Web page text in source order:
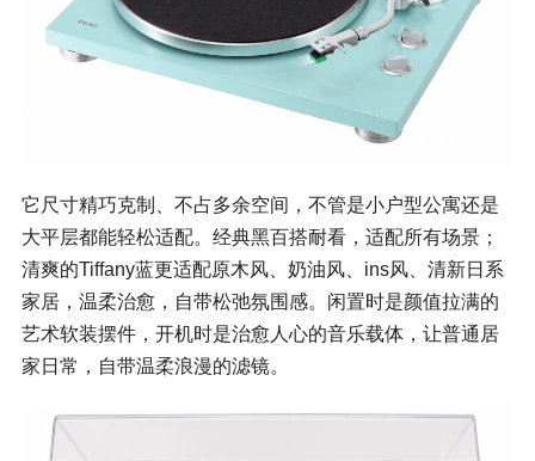
它尺寸精巧克制、不占多余空间，不管是小户型公寓还是
大平层都能轻松适配。经典黑百搭耐看，适配所有场景；
清爽的Tiffany蓝更适配原木风、奶油风、ins风、清新日系
家居，温柔治愈，自带松弛氛围感。闲置时是颜值拉满的
艺术软装摆件，开机时是治愈人心的音乐载体，让普通居
家日常，自带温柔浪漫的滤镜。